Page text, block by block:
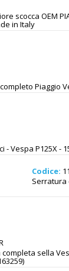
scocca OEM
in Italy
Piaggio
Vespa P125X -
Codice:
Serratura
sella